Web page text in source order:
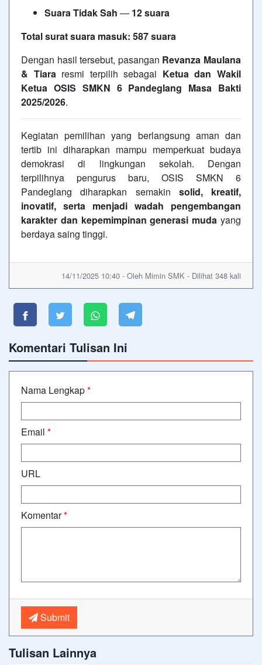
Suara Tidak Sah — 12 suara
Total surat suara masuk: 587 suara
Dengan hasil tersebut, pasangan Revanza Maulana
& Tiararesmi terpilih sebagai Ketua dan Wakil
Ketua OSIS SMKN 6 Pandeglang Masa Bakti
2025/2026.
Kegiatan pemilihan yang berlangsung aman dan
tertib ini diharapkan mampu memperkuat budaya
demokrasi di lingkungan sekolah. Dengan
terpilihnya pengurus baru, OSIS SMKN 6
Pandeglang diharapkan semakin solid, kreatif,
inovatif, serta menjadi wadah pengembangan
karakter dan kepemimpinan generasi muda yang
berdaya saing tinggi.
14/11/2025 10:40 - Oleh Mimin SMK - Dilihat 348 kali
Komentari Tulisan Ini
Nama Lengkap*
Email *
URL
Komentar*
Submit
Tulisan Lainnya